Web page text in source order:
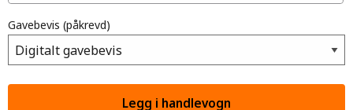
Gavebevis (påkrevd)